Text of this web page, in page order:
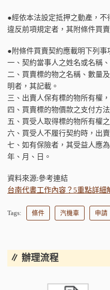
●經依本法設定抵押之動產，不
違反前項規定者，其附條件買
●附條件買賣契約應載明下列事
一、契約當事人之姓名或名稱
二、買賣標的物之名稱、數量
明者，其記載。
三、出賣人保有標的物所有權
四、買賣標的物價款之支付方法
五、買受人取得標的物所有權之
六、買受人不履行契約時，出
七、如有保險者，其受益人應
年、月、日。
資料來源:參考連結
台南代書工作內容？5重點詳細
Tags: 條件 汽機車 申請
∥ 辦理流程